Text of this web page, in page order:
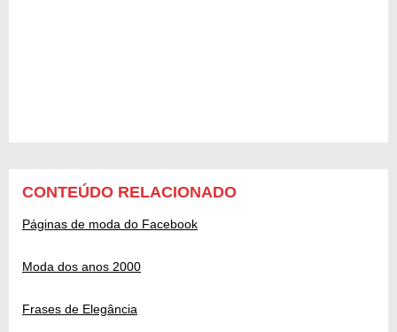
CONTEÚDO RELACIONADO
Páginas de moda do Facebook
Moda dos anos 2000
Frases de Elegância